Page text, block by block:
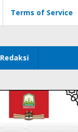
Terms of Service
Redaksi